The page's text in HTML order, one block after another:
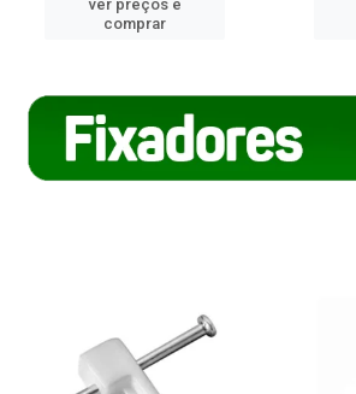
ver preços e
comprar